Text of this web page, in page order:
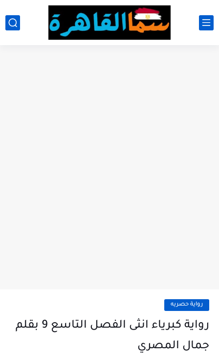
رواية حصريه
رواية كبرياء انثى الفصل التاسع 9 بقلم
جمال المصري